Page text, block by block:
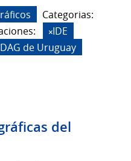
Categorias:
IDE
de Uruguay
del